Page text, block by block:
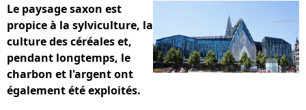
Le paysage saxon est
propice à la sylviculture, la
culture des céréales et,
pendant longtemps, le
charbon et l'argent ont
également été exploités.